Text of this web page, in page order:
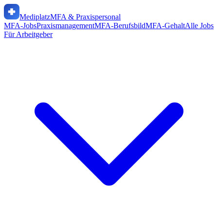
MediplatzMFA & Praxispersonal
MFA-JobsPraxismanagementMFA-BerufsbildMFA-GehaltAlle Jobs
Für Arbeitgeber